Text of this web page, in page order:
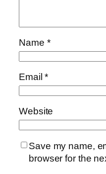
Name *
Email*
Website
Save my name,
browser for the